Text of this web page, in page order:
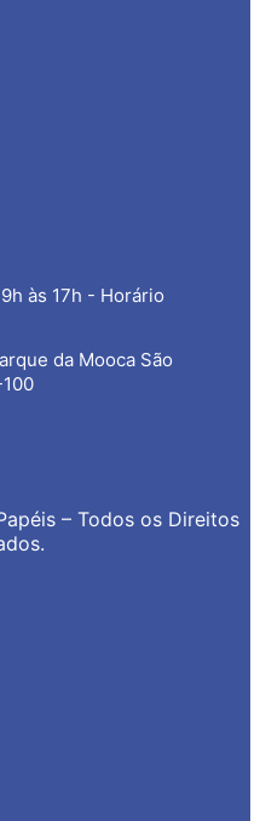
às 17h - Horário
da Mooca São
– Todos os Direitos